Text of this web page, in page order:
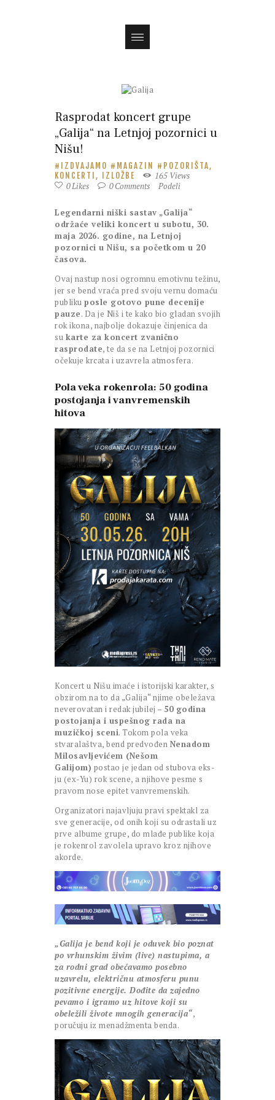
Rasprodat koncert grupe
„Galija“ na Letnjoj pozornici u
Nišu!
IZDVAJAMO MAGAZIN
POZORIŠTA,
KONCERTI, IZLOŽBE
165 Views
0Likes 0Comments Podeli
Legendarni niški sastav „Galija“
održaće veliki koncert u subotu, 30.
maja 2026. godine, na Letnjoj
pozornici u Nišu, sa početkom u 20
časova.
Ovaj nastup nosi ogromnu emotivnu težinu,
jer se bend vraća pred svoju vernu domaću
publiku posle gotovo pune decenije
pauze. Da je Niš i te kako bio gladan svojih
rok ikona, najbolje dokazuje činjenica da
su karte za koncert zvanično
rasprodate, te da se na Letnjoj pozornici
očekuje krcata i uzavrela atmosfera.
Pola veka rokenrola: 50 godina
postojanja i vanvremenskih
hitova
Koncert u Nišu imaće i istorijski karakter, s
obzirom na to da „Galija“ njime obeležava
neverovatan i redak jubilej – 50 godina
postojanja i uspešnog rada na
muzičkoj sceni. Tokom pola veka
stvaralaštva, bend predvođen Nenadom
Milosavljevićem (Nešom
Galijom) postao je jedan od stubova eks-
ju (ex-Yu) rok scene, a njihove pesme s
pravom nose epitet vanvremenskih.
Organizatori najavljuju pravi spektakl za
sve generacije, od onih koji su odrastali uz
prve albume grupe, do mlađe publike koja
je rokenrol zavolela upravo kroz njihove
akorde.
„Galija je bend koji je oduvek bio poznat
po vrhunskim živim (live) nastupima, a
za rodni grad obećavamo posebno
uzavrelu, električnu atmosferu punu
pozitivne energije. Dođite da zajedno
pevamo i igramo uz hitove koji su
obeležili živote mnogih generacija“,
poručuju iz menadžmenta benda.